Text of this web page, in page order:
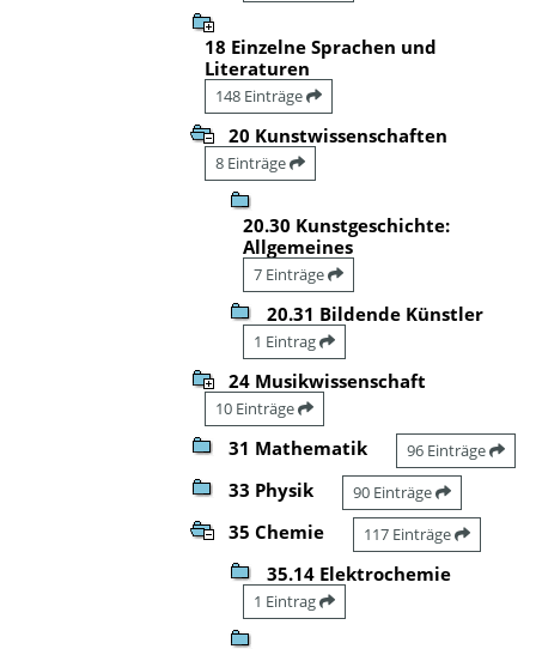
18 Einzelne Sprachen und
Literaturen
148 Einträge
20 Kunstwissenschaften
8 Einträge
20.30 Kunstgeschichte:
Allgemeines
7 Einträge
20.31 Bildende Künstler
1 Eintrag
24 Musikwissenschaft
10 Einträge
31 Mathematik 96 Einträge
33 Physik 90 Einträge
35 Chemie 117 Einträge
35.14 Elektrochemie
1 Eintrag